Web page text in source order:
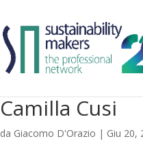
Camilla Cusi
da Giacomo D'Orazio | Giu 20,